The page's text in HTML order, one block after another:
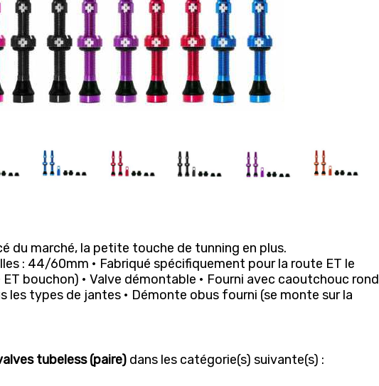
du marché, la petite touche de tunning en plus.
: 44/60mm • Fabriqué spécifiquement pour la route ET le
bouchon) • Valve démontable • Fourni avec caoutchouc rond
les types de jantes • Démonte obus fourni (se monte sur la
tubeless (paire) dans les catégorie(s) suivante(s) :